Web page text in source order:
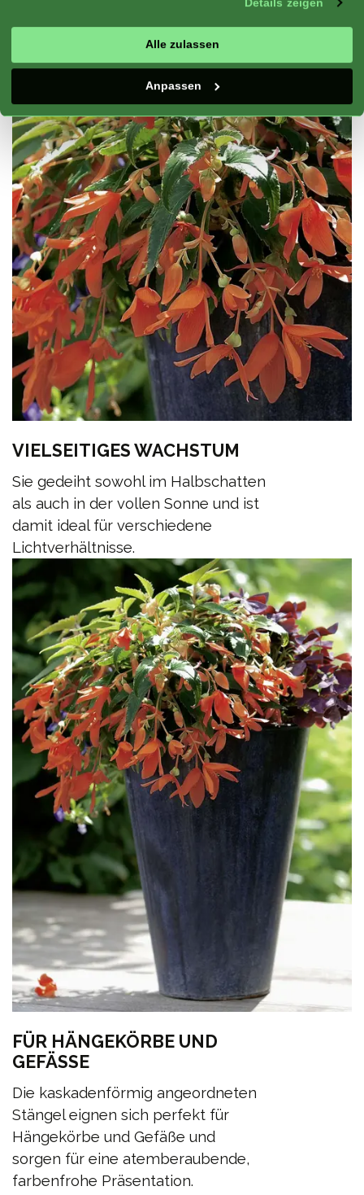
Alle zulassen
Anpassen
VIELSEITIGES WACHSTUM
Sie gedeiht sowohl im Halbschatten
als auch in der vollen Sonne und ist
damit ideal für verschiedene
Lichtverhältnisse.
FÜR HÄNGEKÖRBE UND
GEFÄSSE
Die kaskadenförmig angeordneten
Stängel eignen sich perfekt für
Hängekörbe und Gefäße und
sorgen für eine atemberaubende,
farbenfrohe Präsentation.